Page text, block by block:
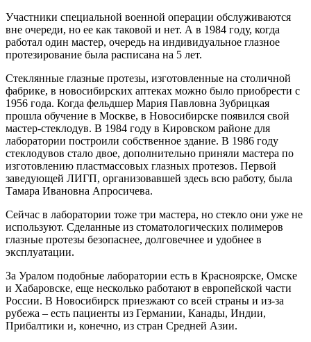
Участники специальной военной операции обслуживаются
вне очереди, но ее как таковой и нет. А в 1984 году, когда
работал один мастер, очередь на индивидуальное глазное
протезирование была расписана на 5 лет.
Стеклянные глазные протезы, изготовленные на столичной
фабрике, в новосибирских аптеках можно было приобрести с
1956 года. Когда фельдшер Мария Павловна Зубрицкая
прошла обучение в Москве, в Новосибирске появился свой
мастер-стеклодув. В 1984 году в Кировском районе для
лаборатории построили собственное здание. В 1986 году
стеклодувов стало двое, дополнительно приняли мастера по
изготовлению пластмассовых глазных протезов. Первой
заведующей ЛИГП, организовавшей здесь всю работу, была
Тамара Ивановна Апросичева.
Сейчас в лаборатории тоже три мастера, но стекло они уже не
используют. Сделанные из стоматологических полимеров
глазные протезы безопаснее, долговечнее и удобнее в
эксплуатации.
За Уралом подобные лаборатории есть в Красноярске, Омске
и Хабаровске, еще несколько работают в европейской части
России. В Новосибирск приезжают со всей страны и из-за
рубежа – есть пациенты из Германии, Канады, Индии,
Прибалтики и, конечно, из стран Средней Азии.